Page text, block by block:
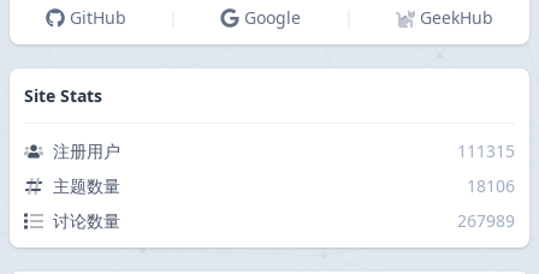
GitHub Google GeekHub
Site Stats
注册用户
111315
主题数量
18106
讨论数量
267989